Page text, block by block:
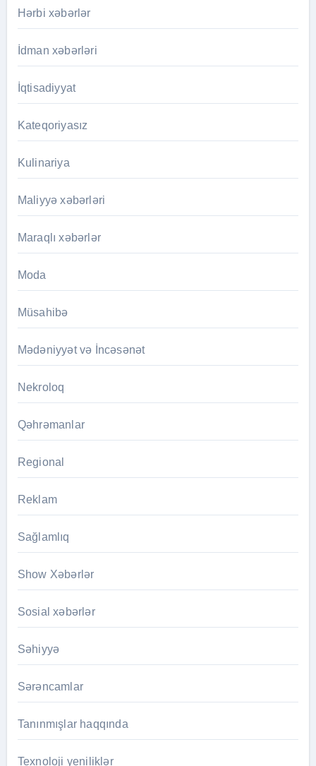
Hərbi xəbərlər
İdman xəbərləri
İqtisadiyyat
Kateqoriyasız
Kulinariya
Maliyyə xəbərləri
Maraqlı xəbərlər
Moda
Müsahibə
Mədəniyyət və İncəsənət
Nekroloq
Qəhrəmanlar
Regional
Reklam
Sağlamlıq
Show Xəbərlər
Sosial xəbərlər
Səhiyyə
Sərəncamlar
Tanınmışlar haqqında
Texnoloji yeniliklər